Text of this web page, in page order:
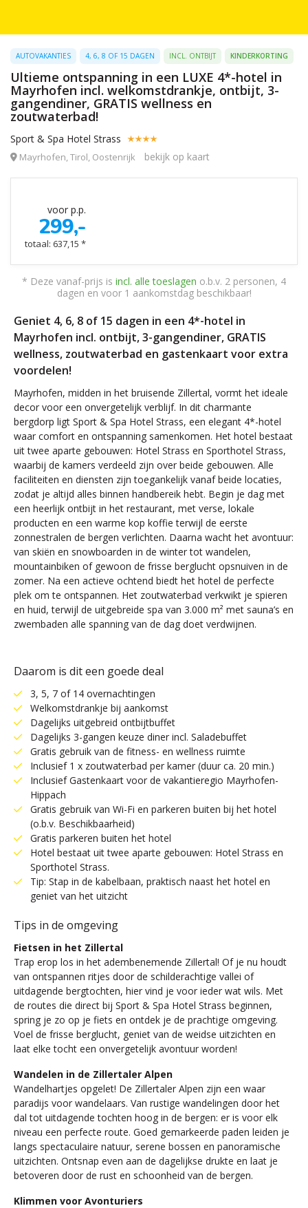
AUTOVAKANTIES 4, 6, 8 OF 15 DAGEN INCL. ONTBIJT KINDERKORTING
Ultieme ontspanning in een LUXE 4*-hotel in
Mayrhofen incl. welkomstdrankje, ontbijt, 3-
gangendiner, GRATIS wellness en
zoutwaterbad!
Sport & Spa Hotel Strass
Mayrhofen, Tirol, Oostenrijk bekijk op kaart
voor p.p.
299,-
totaal: 637,15 *
* Deze vanaf-prijs is incl. alle toeslagen o.b.v. 2 personen, 4
dagen en voor 1 aankomstdag beschikbaar!
Geniet 4, 6, 8 of 15 dagen in een 4*-hotel in
Mayrhofen incl. ontbijt, 3-gangendiner, GRATIS
wellness, zoutwaterbad en gastenkaart voor extra
voordelen!
Mayrhofen, midden in het bruisende Zillertal, vormt het ideale
decor voor een onvergetelijk verblijf. In dit charmante
bergdorp ligt Sport & Spa Hotel Strass, een elegant 4*-hotel
waar comfort en ontspanning samenkomen. Het hotel bestaat
uit twee aparte gebouwen: Hotel Strass en Sporthotel Strass,
waarbij de kamers verdeeld zijn over beide gebouwen. Alle
faciliteiten en diensten zijn toegankelijk vanaf beide locaties,
zodat je altijd alles binnen handbereik hebt. Begin je dag met
een heerlijk ontbijt in het restaurant, met verse, lokale
producten en een warme kop koffie terwijl de eerste
zonnestralen de bergen verlichten. Daarna wacht het avontuur:
van skiën en snowboarden in de winter tot wandelen,
mountainbiken of gewoon de frisse berglucht opsnuiven in de
zomer. Na een actieve ochtend biedt het hotel de perfecte
plek om te ontspannen. Het zoutwaterbad verkwikt je spieren
en huid, terwijl de uitgebreide spa van 3.000 m² met sauna’s en
zwembaden alle spanning van de dag doet verdwijnen.
Daarom is dit een goede deal
3, 5, 7 of 14 overnachtingen
Welkomstdrankje bij aankomst
Dagelijks uitgebreid ontbijtbuffet
Dagelijks 3-gangen keuze diner incl. Saladebuffet
Gratis gebruik van de fitness- en wellness ruimte
Inclusief 1 x zoutwaterbad per kamer (duur ca. 20 min.)
Inclusief Gastenkaart voor de vakantieregio Mayrhofen-
Hippach
Gratis gebruik van Wi-Fi en parkeren buiten bij het hotel
(o.b.v. Beschikbaarheid)
Gratis parkeren buiten het hotel
Hotel bestaat uit twee aparte gebouwen: Hotel Strass en
Sporthotel Strass.
Tip: Stap in de kabelbaan, praktisch naast het hotel en
geniet van het uitzicht
Tips in de omgeving
Fietsen in het Zillertal
Trap erop los in het adembenemende Zillertal! Of je nu houdt
van ontspannen ritjes door de schilderachtige vallei of
uitdagende bergtochten, hier vind je voor ieder wat wils. Met
de routes die direct bij Sport & Spa Hotel Strass beginnen,
spring je zo op je fiets en ontdek je de prachtige omgeving.
Voel de frisse berglucht, geniet van de weidse uitzichten en
laat elke tocht een onvergetelijk avontuur worden!
Wandelen in de Zillertaler Alpen
Wandelhartjes opgelet! De Zillertaler Alpen zijn een waar
paradijs voor wandelaars. Van rustige wandelingen door het
dal tot uitdagende tochten hoog in de bergen: er is voor elk
niveau een perfecte route. Goed gemarkeerde paden leiden je
langs spectaculaire natuur, serene bossen en panoramische
uitzichten. Ontsnap even aan de dagelijkse drukte en laat je
betoveren door de rust en schoonheid van de bergen.
Klimmen voor Avonturiers